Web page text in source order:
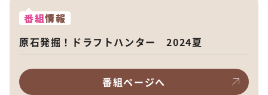
番組情報
原石発掘！ドラフトハンター 2024夏
番組ページへ